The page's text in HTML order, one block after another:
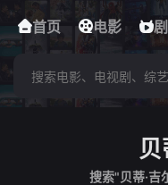
首页 电影 下
搜索"贝蒂·吉